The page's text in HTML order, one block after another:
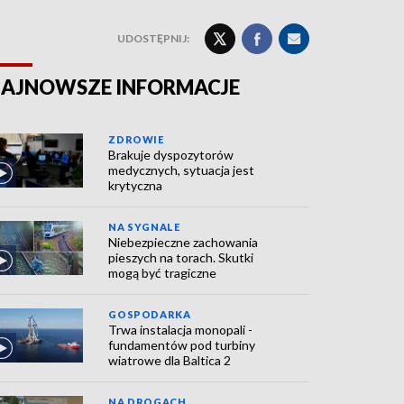
UDOSTĘPNIJ:
INFORMACJE
ZDROWIE
Brakuje dyspozytorów
medycznych, sytuacja jest
krytyczna
NA SYGNALE
Niebezpieczne zachowania
pieszych na torach. Skutki
mogą być tragiczne
GOSPODARKA
Trwa instalacja monopali -
fundamentów pod turbiny
wiatrowe dla Baltica 2